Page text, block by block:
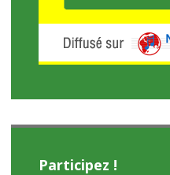
Participez !